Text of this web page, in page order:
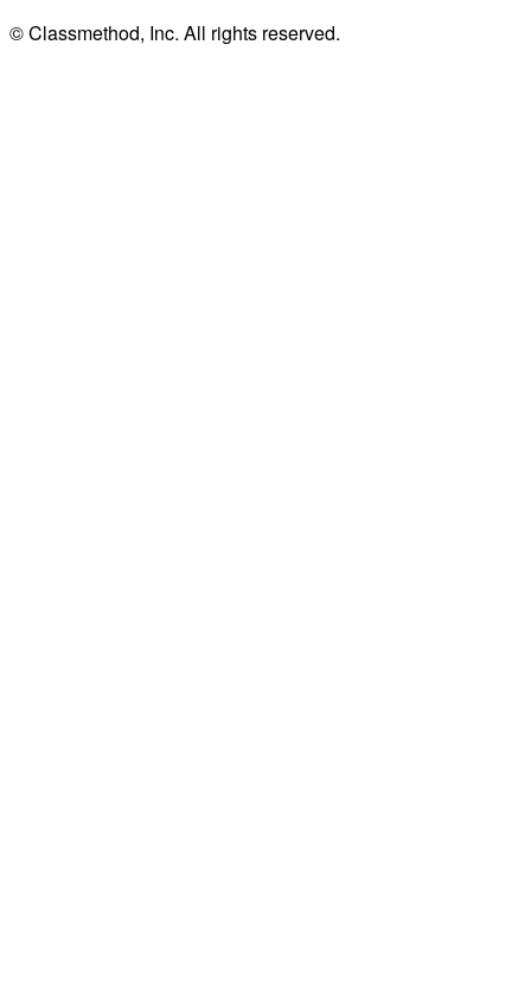
© Classmethod, Inc. All rights reserved.